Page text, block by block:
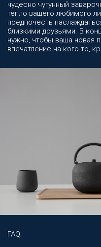
чудесно чугунный
тепло вашего любимого
предпочесть
близкими друзьями. В
нужно, чтобы ваша новая
впечатление на кого-то,
FAQ: